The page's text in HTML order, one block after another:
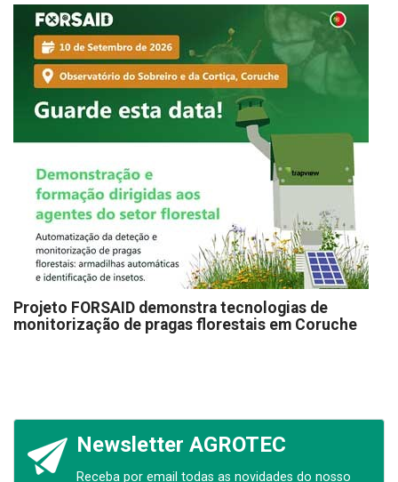
Projeto FORSAID demonstra tecnologias de
monitorização de pragas florestais em Coruche
Newsletter AGROTEC
Receba por email todas as novidades do nosso